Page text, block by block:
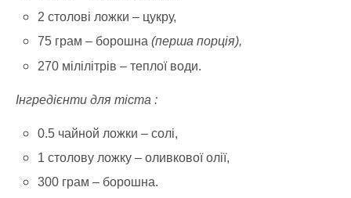
2 столові ложки – цукру,
75 грам – борошна(перша порція),
270 мілілітрів – теплої води.
Інгредієнти для тіста :
0.5 чайной ложки – солі,
1 столову ложку – оливкової олії,
300 грам – борошна.